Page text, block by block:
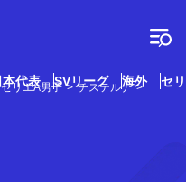
代表 SVリーグ 海外 セ
セリエA男子
チステルナ